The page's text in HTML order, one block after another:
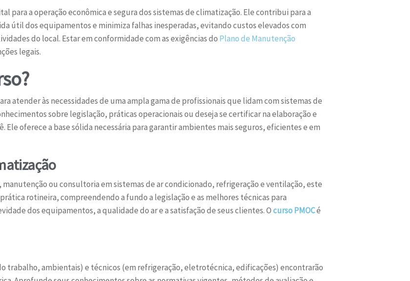
para a operação econômica e segura dos sistemas de climatização. Ele contribui para a
útil dos equipamentos e minimiza falhas inesperadas, evitando custos elevados com
do local. Estar em conformidade com as exigências do Plano de Manutenção
legais.
atender às necessidades de uma ampla gama de profissionais que lidam com sistemas de
sobre legislação, práticas operacionais ou deseja se certificar na elaboração e
Ele oferece a base sólida necessária para garantir ambientes mais seguros, eficientes e em
ou consultoria em sistemas de ar condicionado, refrigeração e ventilação, este
rotineira, compreendendo a fundo a legislação e as melhores técnicas para
dos equipamentos, a qualidade do ar e a satisfação de seus clientes. Ocurso PMOCé
trabalho, ambientais) e técnicos (em refrigeração, eletrotécnica, edificações) encontrarão